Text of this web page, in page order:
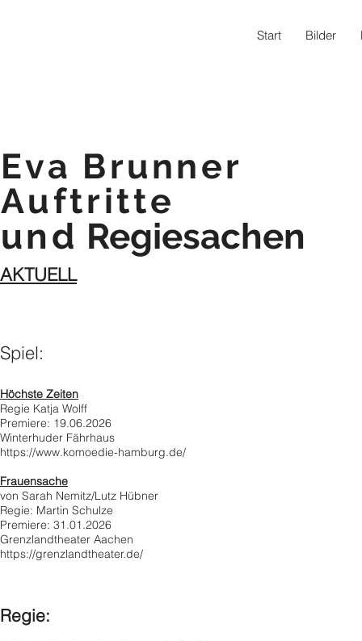
Start Bilder
Eva Brunner
Auftritte
und Regiesachen
AKTUELL
Spiel:
Höchste Zeiten
Regie Katja Wolff
Premiere: 19.06.2026
Winterhuder Fährhaus
https://www.komoedie-hamburg.de/
Frauensache
von Sarah Nemitz/Lutz Hübner
Regie: Martin Schulze
Premiere: 31.01.2026
Grenzlandtheater Aachen
https://grenzlandtheater.de/
Regie: